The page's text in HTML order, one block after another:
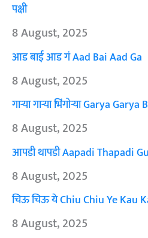
पक्षी
8 August, 2025
आड बाई आड गं Aad Bai Aad Ga
8 August, 2025
गाऱ्या गाऱ्या भिंगोऱ्या Garya
8 August, 2025
आपडी थापडी Aapadi Thapadi
8 August, 2025
चिऊ चिऊ ये Chiu Chiu Ye Kau
8 August, 2025